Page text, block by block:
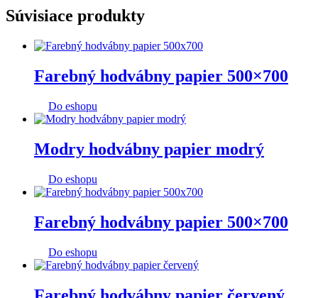
Súvisiace produkty
Farebný hodvábny papier 500×700
Do eshopu
Modry hodvábny papier modrý
Do eshopu
Farebný hodvábny papier 500×700
Do eshopu